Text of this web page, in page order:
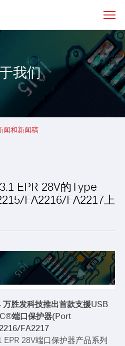
我们
闻和新闻稿
EPR 28V的Type-
FA2216/FA2217上
万胜发科技推出首款支援USB
端口保护器(Port
FA2217
28V端口保护器产品系列